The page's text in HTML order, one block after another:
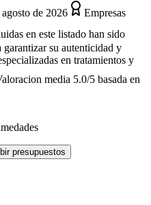
agosto de 2026
Empresas
en este listado han sido
su autenticidad y
en tratamientos y
media 5.0/5 basada en
presupuestos